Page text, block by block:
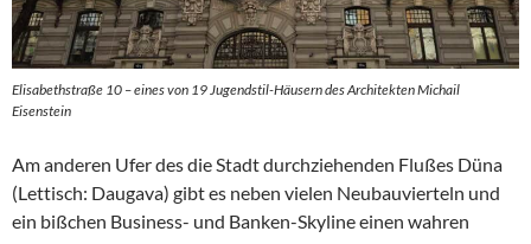
Elisabethstraße 10 – eines von 19 Jugendstil-Häusern des Architekten Michail
Eisenstein
Am anderen Ufer des die Stadt durchziehenden Flußes Düna
(Lettisch: Daugava) gibt es neben vielen Neubauvierteln und
ein bißchen Business- und Banken-Skyline einen wahren